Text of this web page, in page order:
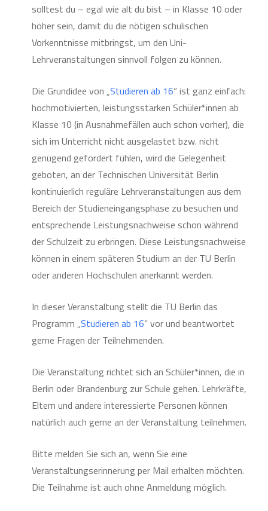
solltest du – egal wie alt du bist – in Klasse 10 oder
höher sein, damit du die nötigen schulischen
Vorkenntnisse mitbringst, um den Uni-
Lehrveranstaltungen sinnvoll folgen zu können.
Die Grundidee von „Studieren ab 16“ ist ganz einfach:
hochmotivierten, leistungsstarken Schüler*innen ab
Klasse 10 (in Ausnahmefällen auch schon vorher), die
sich im Unterricht nicht ausgelastet bzw. nicht
genügend gefordert fühlen, wird die Gelegenheit
geboten, an der Technischen Universität Berlin
kontinuierlich reguläre Lehrveranstaltungen aus dem
Bereich der Studieneingangsphase zu besuchen und
entsprechende Leistungsnachweise schon während
der Schulzeit zu erbringen. Diese Leistungsnachweise
können in einem späteren Studium an der TU Berlin
oder anderen Hochschulen anerkannt werden.
In dieser Veranstaltung stellt die TU Berlin das
Programm „Studieren ab 16“ vor und beantwortet
gerne Fragen der Teilnehmenden.
Die Veranstaltung richtet sich an Schüler*innen, die in
Berlin oder Brandenburg zur Schule gehen. Lehrkräfte,
Eltern und andere interessierte Personen können
natürlich auch gerne an der Veranstaltung teilnehmen.
Bitte melden Sie sich an, wenn Sie eine
Veranstaltungserinnerung per Mail erhalten möchten.
Die Teilnahme ist auch ohne Anmeldung möglich.